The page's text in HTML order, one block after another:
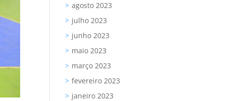
agosto 2023
julho 2023
junho 2023
maio 2023
março 2023
fevereiro 2023
janeiro 2023